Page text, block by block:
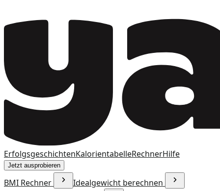
ErfolgsgeschichtenKalorientabelleRechnerHilfe
Jetzt ausprobieren
BMI Rechner
Idealgewicht berechnen